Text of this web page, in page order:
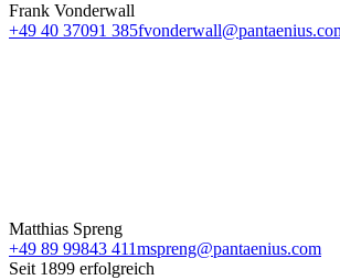
Frank Vonderwall
+49 40 37091 385
Matthias Spreng
+49 89 99843 411mspreng@pantaenius.com
Seit 1899 erfolgreich